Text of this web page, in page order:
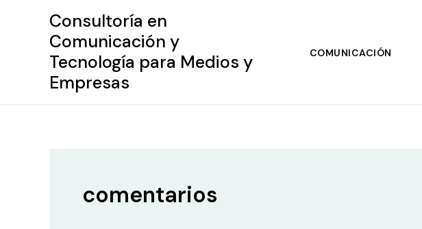
Consultoría en
Comunicación y
Tecnología para Medios y
Empresas
COMUNICACIÓN
comentarios